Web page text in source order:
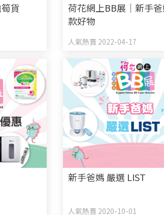
貨
荷花網上BB展｜新手
款好物
人氣熱賣 2022-04-17
新手爸媽 嚴選 LIST
人氣熱賣 2020-10-01